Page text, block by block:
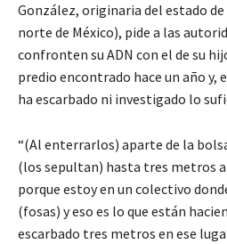
González, originaria del estado
norte de México), pide a las
confronten su ADN con el de su
predio encontrado hace un año y,
ha escarbado ni investigado lo
“(Al enterrarlos) aparte de la
(los sepultan) hasta tres metros
porque estoy en un colectivo
(fosas) y eso es lo que están
escarbado tres metros en ese